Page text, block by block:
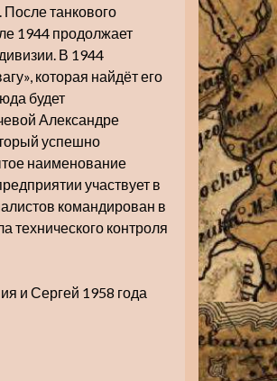
танкового
1944 продолжает
В 1944
которая найдёт его
будет
Александре
успешно
наименование
участвует в
командирован в
технического контроля
и Сергей 1958 года